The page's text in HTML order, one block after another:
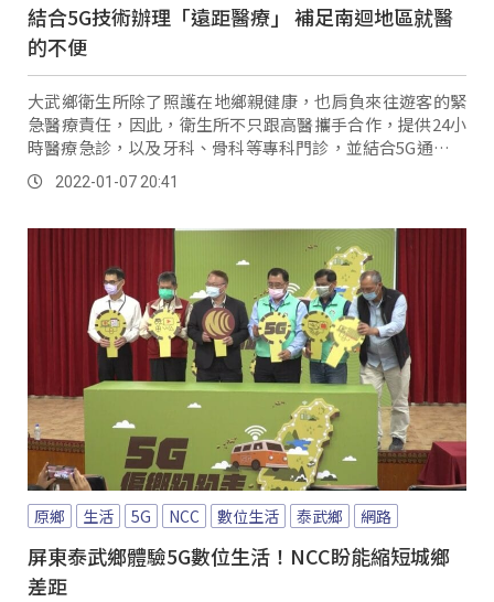
結合5G技術辦理「遠距醫療」 補足南迴地區就醫
的不便
大武鄉衛生所除了照護在地鄉親健康，也肩負來往遊客的緊
急醫療責任，因此，衛生所不只跟高醫攜手合作，提供24小
時醫療急診，以及牙科、骨科等專科門診，並結合5G通訊技
術，辦理全國第一個眼科、耳鼻喉科等專科的...。
2022-01-07 20:41
原鄉 生活 5G NCC 數位生活 泰武鄉 網路
屏東泰武鄉體驗5G數位生活！NCC盼能縮短城鄉
差距